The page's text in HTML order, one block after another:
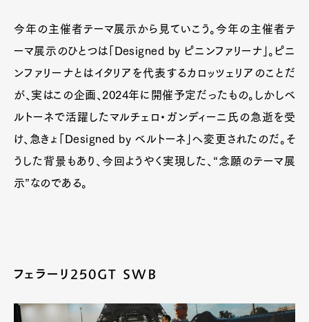
今年の主催者テーマ展示から見ていこう。今年の主催者テ
ーマ展示のひとつは「Designed by ピニンファリーナ」。ピニ
ンファリーナとはイタリアを代表するカロッツェリアのことだ
が、実はこの企画、2024年に開催予定だったもの。しかしベ
ルトーネで活躍したマルチェロ・ガンディーニ氏の急逝を受
け、急きょ「Designed by ベルトーネ」へ変更されたのだ。そ
うした背景もあり、今回ようやく実現した、“念願のテーマ展
示”なのである。
フェラーリ250GT SWB